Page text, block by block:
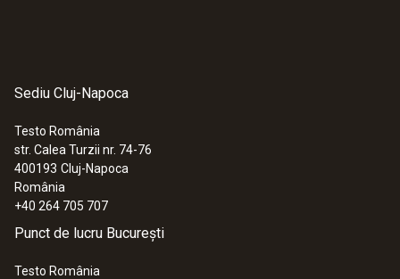
:0572 1754
testo 175 H1 - Înregistrator umiditate/
temperatură, 2 canale
2.095,72 RON
Sediu Cluj-Napoca
Testo România
str. Calea Turzii nr. 74-76
400193 Cluj-Napoca
România
+40 264 705 707
Punct de lucru București
Testo România